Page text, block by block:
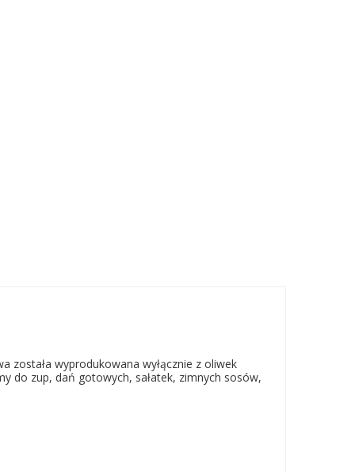
została wyprodukowana wyłącznie z oliwek
do zup, dań gotowych, sałatek, zimnych sosów,